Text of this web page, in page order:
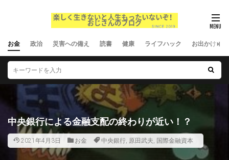
お金 政治 災害への備え 読書 健康 ライフハック お出かけ
中央銀行による金融支配の終わりが近い！？
2021年4月3日 お金 中央銀行, 原田武夫, 国際金融資本